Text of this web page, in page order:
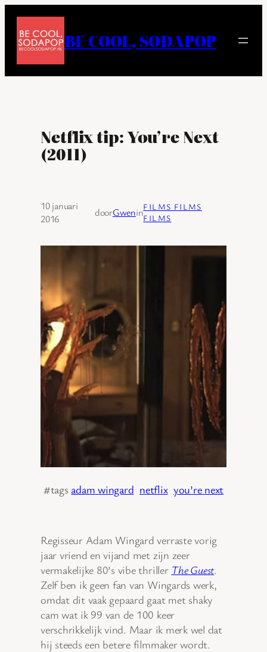
naar
inhoud
BE COOL, SODAPOP
Netflix tip: You’re Next
(2011)
10 januari
2016
doorGweninFILMS FILMS
FILMS
#tags adam wingard netflix you’re next
Regisseur Adam Wingard verraste vorig
jaar vriend en vijand met zijn zeer
vermakelijke 80’s vibe thriller The Guest.
Zelf ben ik geen fan van Wingards werk,
omdat dit vaak gepaard gaat met shaky
cam wat ik 99 van de 100 keer
verschrikkelijk vind. Maar ik merk wel dat
hij steeds een betere filmmaker wordt.